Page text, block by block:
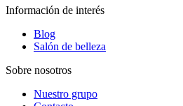
Información de interés
Blog
Salón de belleza
Sobre nosotros
Nuestro grupo